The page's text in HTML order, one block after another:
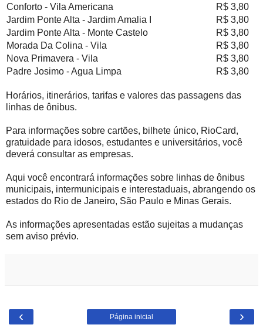
Conforto - Vila Americana
R$ 3,80
Jardim Ponte Alta - Jardim Amalia I
R$ 3,80
Jardim Ponte Alta - Monte Castelo
R$ 3,80
Morada Da Colina - Vila
R$ 3,80
Nova Primavera - Vila
R$ 3,80
Padre Josimo - Agua Limpa
R$ 3,80
Horários, itinerários, tarifas e valores das passagens das
linhas de ônibus.
Para informações sobre cartões, bilhete único, RioCard,
gratuidade para idosos, estudantes e universitários, você
deverá consultar as empresas.
Aqui você encontrará informações sobre linhas de ônibus
municipais, intermunicipais e interestaduais, abrangendo os
estados do Rio de Janeiro, São Paulo e Minas Gerais.
As informações apresentadas estão sujeitas a mudanças
sem aviso prévio.
‹ ›
Página inicial